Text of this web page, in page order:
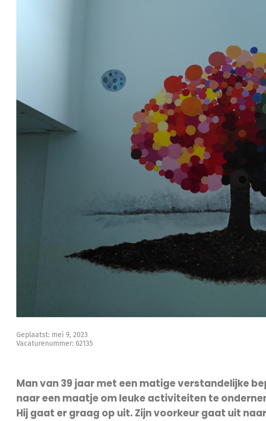
Geplaatst: mei 9, 2023
Vacaturenummer: 62135
Man van 39 jaar met een matige verstandelijke
naar een maatje om leuke activiteiten te
Hij gaat er graag op uit. Zijn voorkeur gaat uit